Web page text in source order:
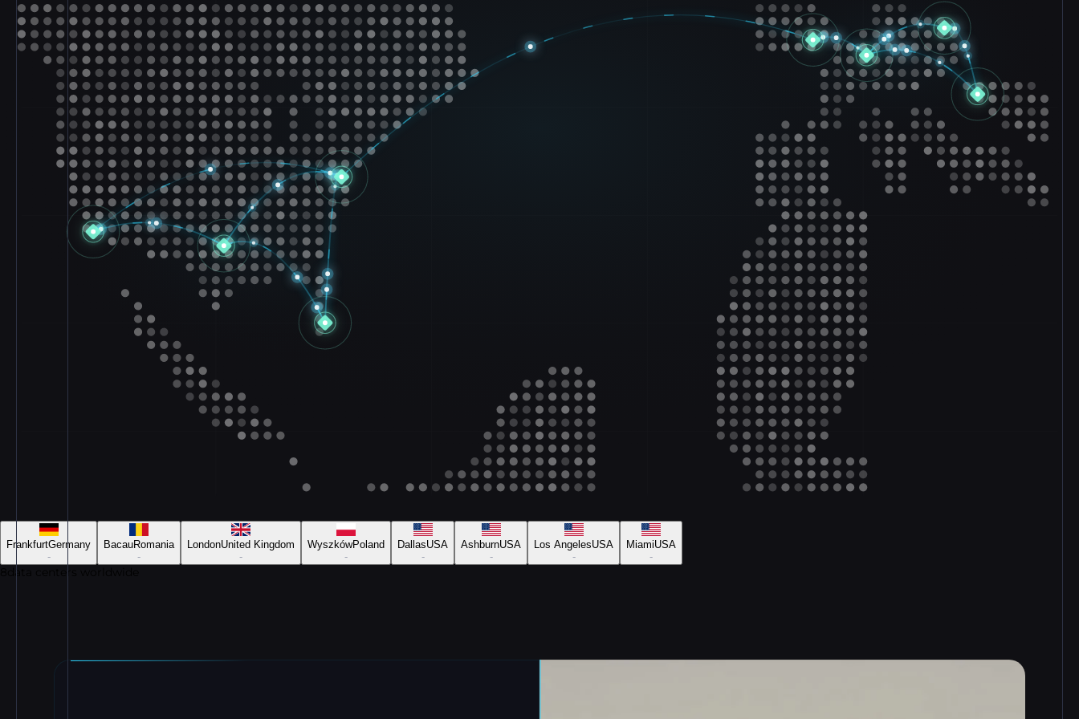
FrankfurtGermany
-
BacauRomania
-
LondonUnited Kingdom
-
WyszkówPoland
-
DallasUSA
-
AshburnUSA
-
Los AngelesUSA
-
MiamiUSA
-